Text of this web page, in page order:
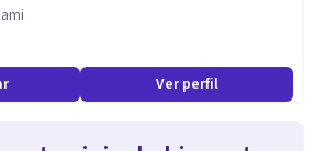
Ver perfil